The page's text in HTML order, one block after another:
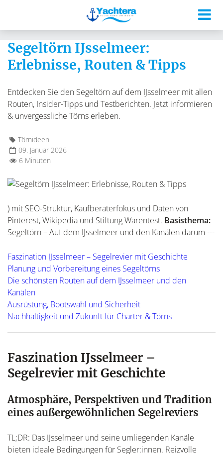
Segeltörn IJsselmeer:
Erlebnisse, Routen & Tipps
Entdecken Sie den Segeltörn auf dem IJsselmeer mit allen
Routen, Insider-Tipps und Testberichten. Jetzt informieren
& unvergessliche Törns erleben.
Törnideen
09. Januar 2026
6 Minuten
) mit SEO-Struktur, Kaufberaterfokus und Daten von
Pinterest, Wikipedia und Stiftung Warentest. Basisthema:
Segeltörn – Auf dem IJsselmeer und den Kanälen darum ---
Faszination IJsselmeer – Segelrevier mit Geschichte
Planung und Vorbereitung eines Segeltörns
Die schönsten Routen auf dem IJsselmeer und den
Kanälen
Ausrüstung, Bootswahl und Sicherheit
Nachhaltigkeit und Zukunft für Charter & Törns
Faszination IJsselmeer –
Segelrevier mit Geschichte
Atmosphäre, Perspektiven und Tradition
eines außergewöhnlichen Segelreviers
TL;DR: Das IJsselmeer und seine umliegenden Kanäle
bieten ideale Bedingungen für Segler:innen. Reizvolle